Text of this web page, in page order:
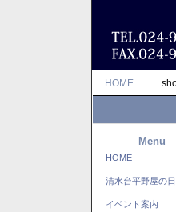
HOME
Menu
HOME
清水台平野屋の日
イベント案内